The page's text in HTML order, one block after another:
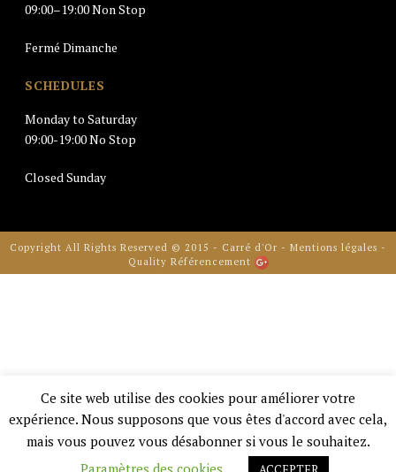
09:00–19:00 Non Stop
Fermé Dimanche
SCHEDULES
Monday to Saturday
09:00-19:00 No Stop
Closed Sunday
Copyright All Rights Reserved © 2015 - Carré d'Or - Mentions légales -
Quality Référencement
Ce site web utilise des cookies pour améliorer votre
expérience. Nous supposons que vous êtes d'accord avec cela,
mais vous pouvez vous désabonner si vous le souhaitez.
Paramètres des cookies